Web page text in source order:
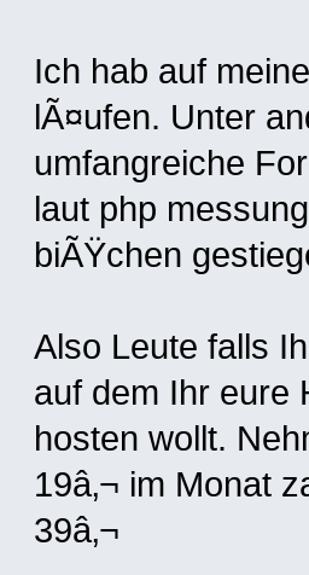
Ich hab auf
lÃ¤ufen. Unter
umfangreiche
laut php
biÃŸchen
Also Leute falls
auf dem Ihr eure
hosten wollt.
19â‚¬ im Monat
39â‚¬